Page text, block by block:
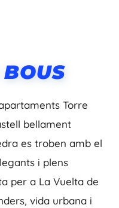
Torre
bellament
es troben amb el
i plens
per a La Vuelta de
vida urbana i